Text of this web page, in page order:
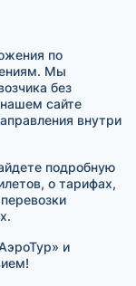
по
Мы
без
сайте
внутри
подробную
о тарифах,
и